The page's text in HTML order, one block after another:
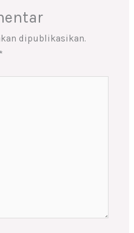
dipublikasikan.
*